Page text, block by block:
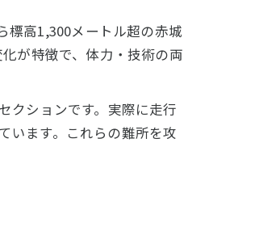
標高1,300メートル超の赤城
が特徴で、体力・技術の両
クションです。実際に走行
います。これらの難所を攻